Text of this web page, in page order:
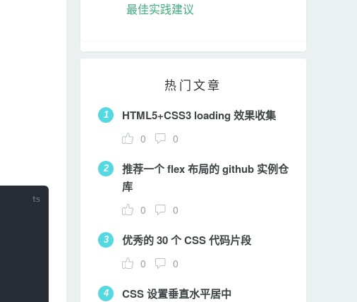
最佳实践建议
其他
热门文章
1 HTML5+CSS3 loading 效果收集
0 0
2
推荐一个 flex 布局的 github 实例仓
库
0 0
3 优秀的 30 个 CSS 代码片段
0 0
4 CSS 设置垂直水平居中